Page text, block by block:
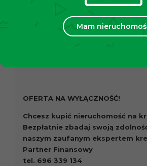
Mam
okolicy, w tym Żabka, Lidl i Biedronka.
okolicy znajdują się również liczne
oraz urząd pocztowy.
OFERTA NA WYŁĄCZNOŚĆ!
Chcesz kupić nieruchomość na
Bezpłatnie zbadaj swoją
naszym zaufanym ekspertem
Partner Finansowy
tel. 696 339 134